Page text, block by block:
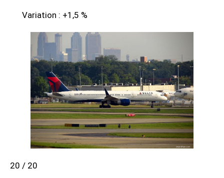
Variation : +1,5 %
20 / 20